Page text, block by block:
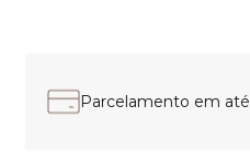
Parcelamento em até